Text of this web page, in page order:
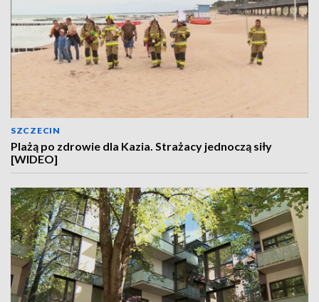
SZCZECIN
Plażą po zdrowie dla Kazia. Strażacy jednoczą siły
[WIDEO]